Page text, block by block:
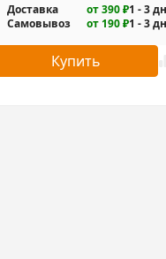
Доставка от 390 ₽1 - 3
Самовывоз
от 190 ₽1 - 3
Купить